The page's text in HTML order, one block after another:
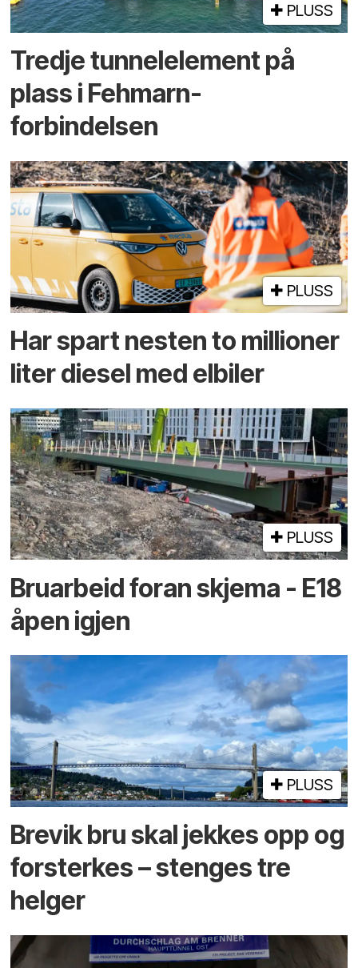
PLUSS
Tredje tunnel­element på
plass i Fehmarn-
forbindelsen
PLUSS
Har spart nesten to millioner
liter diesel med elbiler
PLUSS
Bruarbeid foran skjema - E18
åpen igjen
PLUSS
Brevik bru skal jekkes opp og
forsterkes – stenges tre
helger